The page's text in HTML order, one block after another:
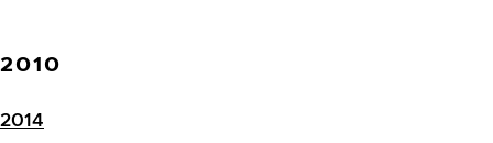
2010
2014